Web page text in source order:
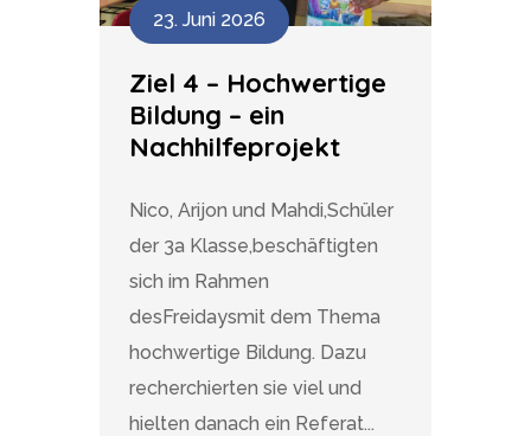
23. Juni 2026
Ziel 4 – Hochwertige
Bildung – ein
Nachhilfeprojekt
Nico, Arijon und Mahdi,Schüler
der 3a Klasse,beschäftigten
sich im Rahmen
desFreidaysmit dem Thema
hochwertige Bildung. Dazu
recherchierten sie viel und
hielten danach ein Referat...